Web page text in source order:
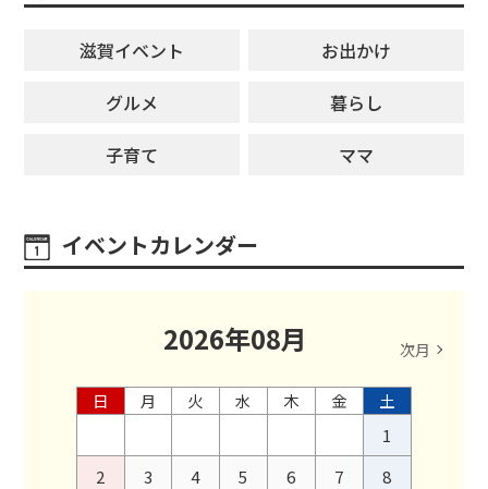
滋賀イベント
お出かけ
グルメ
暮らし
子育て
ママ
イベントカレンダー
2026年08月 次月
日 月 火 水 木 金
土
1
2
3 4 5 6 7
8